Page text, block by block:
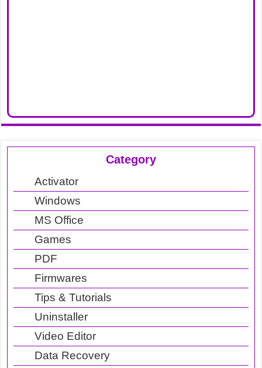
Category
Activator
Windows
MS Office
Games
PDF
Firmwares
Tips & Tutorials
Uninstaller
Video Editor
Data Recovery